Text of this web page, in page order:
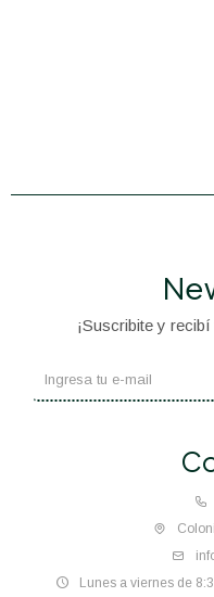
Lunes a viernes de
¡Suscribite y